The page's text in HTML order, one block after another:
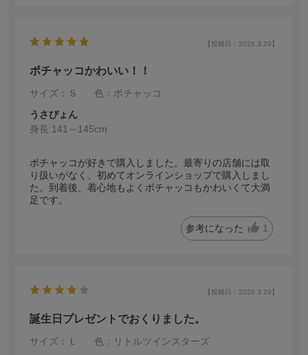
【投稿日：2026.3.29】
ポチャッコかわいい！！
サイズ：Ｓ
色：ポチャッコ
うさぴょん
身長:141～145cm
ポチャッコが好きで購入しました。最寄りの店舗には取
り扱いがなく、初めてオンラインショップで購入しまし
た。到着後、着心地もよくポチャッコもかわいくて大満
足です。
参考になった 1
【投稿日：2026.3.29】
誕生日プレゼントでおくりました。
サイズ：Ｌ
色：リトルツインスターズ